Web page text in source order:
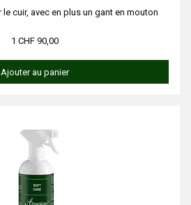
cuir, avec en plus un gant en mouton
1 CHF 90,00
Ajouter au panier